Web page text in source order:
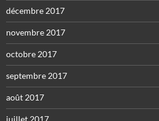
décembre 2017
novembre 2017
octobre 2017
septembre 2017
août 2017
juillet 2017